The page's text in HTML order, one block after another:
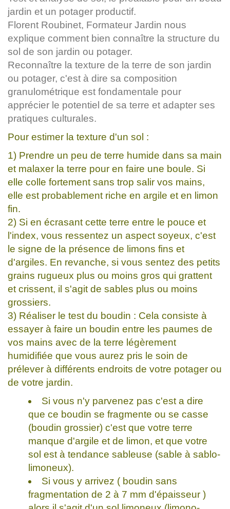
jardin et un potager productif.
Florent Roubinet, Formateur Jardin nous
explique comment bien connaître la structure du
sol de son jardin ou potager.
Reconnaître la texture de la terre de son jardin
ou potager, c'est à dire sa composition
granulométrique est fondamentale pour
apprécier le potentiel de sa terre et adapter ses
pratiques culturales.
Pour estimer la texture d'un sol :
1) Prendre un peu de terre humide dans sa main
et malaxer la terre pour en faire une boule. Si
elle colle fortement sans trop salir vos mains,
elle est probablement riche en argile et en limon
fin.
2) Si en écrasant cette terre entre le pouce et
l'index, vous ressentez un aspect soyeux, c'est
le signe de la présence de limons fins et
d'argiles. En revanche, si vous sentez des petits
grains rugueux plus ou moins gros qui grattent
et crissent, il s'agit de sables plus ou moins
grossiers.
3) Réaliser le test du boudin : Cela consiste à
essayer à faire un boudin entre les paumes de
vos mains avec de la terre légèrement
humidifiée que vous aurez pris le soin de
prélever à différents endroits de votre potager ou
de votre jardin.
Si vous n'y parvenez pas c'est a dire
que ce boudin se fragmente ou se casse
(boudin grossier) c'est que votre terre
manque d'argile et de limon, et que votre
sol est à tendance sableuse (sable à sablo-
limoneux).
Si vous y arrivez ( boudin sans
fragmentation de 2 à 7 mm d'épaisseur )